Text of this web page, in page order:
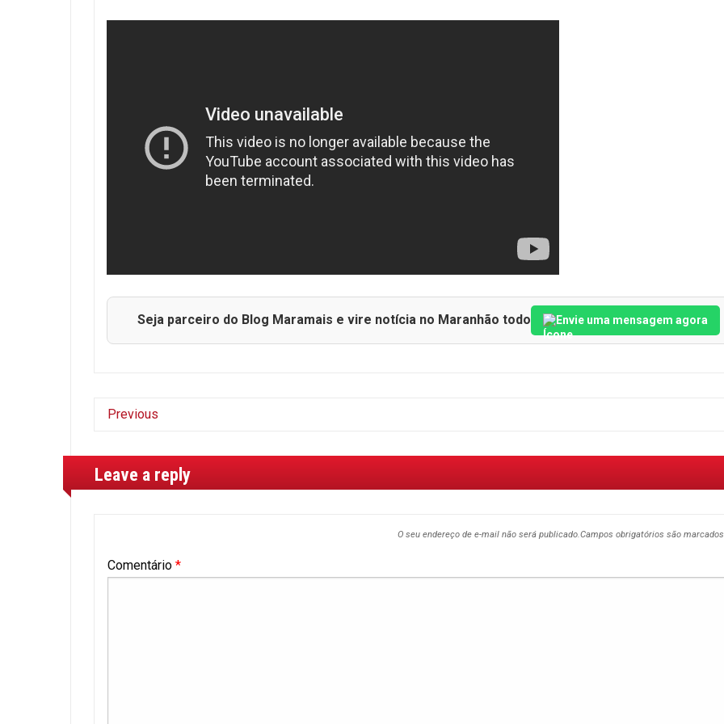
Seja parceiro do Blog Maramais e vire notícia no Maranhão todo Envie uma mensagem agora
Previous
Leave a reply
O seu endereço de e-mail não será publicado.Campos obrigatórios são
Comentário *